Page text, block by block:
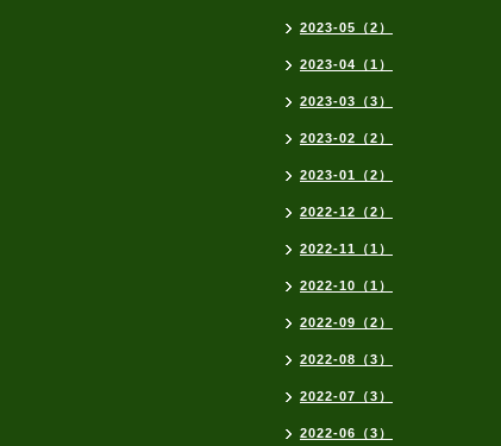
2023-05（2）
2023-04（1）
2023-03（3）
2023-02（2）
2023-01（2）
2022-12（2）
2022-11（1）
2022-10（1）
2022-09（2）
2022-08（3）
2022-07（3）
2022-06（3）